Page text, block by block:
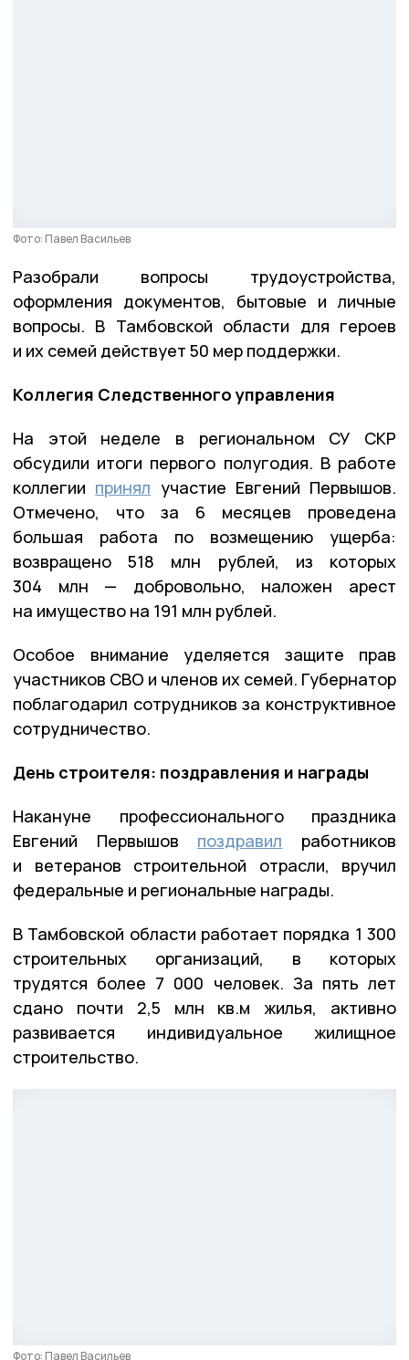
Фото: Павел Васильев
Разобрали вопросы трудоустройства,
оформления документов, бытовые и личные
вопросы. В Тамбовской области для героев
и их семей действует 50 мер поддержки.
Коллегия Следственного управления
На этой неделе в региональном СУ СКР
обсудили итоги первого полугодия. В работе
коллегии принял участие Евгений Первышов.
Отмечено, что за 6 месяцев проведена
большая работа по возмещению ущерба:
возвращено 518 млн рублей, из которых
304 млн — добровольно, наложен арест
на имущество на 191 млн рублей.
Особое внимание уделяется защите прав
участников СВО и членов их семей. Губернатор
поблагодарил сотрудников за конструктивное
сотрудничество.
День строителя: поздравления и награды
Накануне профессионального праздника
Евгений Первышов поздравил работников
и ветеранов строительной отрасли, вручил
федеральные и региональные награды.
В Тамбовской области работает порядка 1 300
строительных организаций, в которых
трудятся более 7 000 человек. За пять лет
сдано почти 2,5 млн кв.м жилья, активно
развивается индивидуальное жилищное
строительство.
Фото: Павел Васильев